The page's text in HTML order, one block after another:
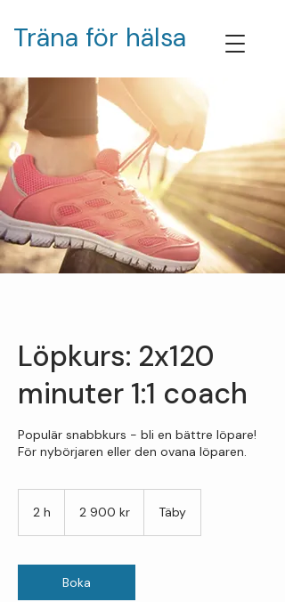
Träna för hälsa
Löpkurs: 2x120
minuter 1:1 coach
Populär snabbkurs - bli en bättre löpare!
För nybörjaren eller den ovana löparen.
2 h
kronor2 900 kr Täby
Boka